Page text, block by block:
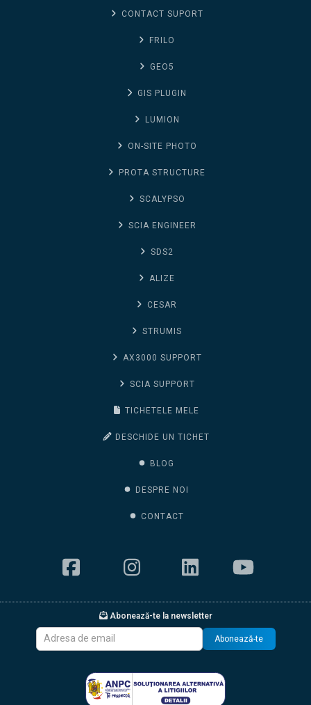
CONTACT SUPORT
FRILO
GEO5
GIS PLUGIN
LUMION
ON-SITE PHOTO
PROTA STRUCTURE
SCALYPSO
SCIA ENGINEER
SDS2
ALIZE
CESAR
STRUMIS
AX3000 SUPPORT
SCIA SUPPORT
TICHETELE MELE
DESCHIDE UN TICHET
BLOG
DESPRE NOI
CONTACT
Abonează-te la newsletter
Abonează-te